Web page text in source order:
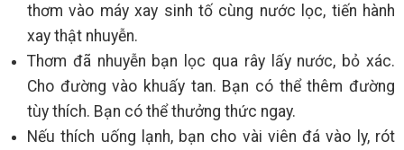
thơm vào máy xay sinh tố cùng nước lọc, tiến hành
xay thật nhuyễn.
Thơm đã nhuyễn bạn lọc qua rây lấy nước, bỏ xác.
Cho đường vào khuấy tan. Bạn có thể thêm đường
tùy thích. Bạn có thể thưởng thức ngay.
Nếu thích uống lạnh, bạn cho vài viên đá vào ly, rót